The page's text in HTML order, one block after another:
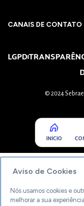
CANAIS DE CONTATO
LGPD
© 2024
INICIO
Aviso de Cookies
Nós usamos cookies e
melhorar a sua